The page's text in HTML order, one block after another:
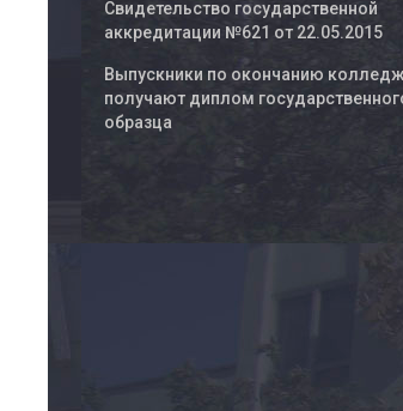
Свидетельство государственной
аккредитации №621 от 22.05.2015
Выпускники по окончанию
получают диплом
образца